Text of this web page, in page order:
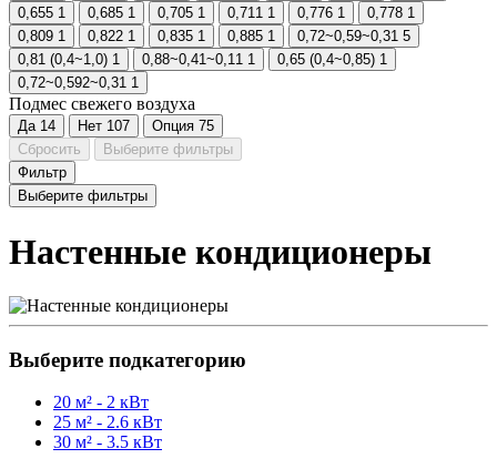
0,655 1 0,685 1 0,705 1 0,711 1 0,776 1 0,778 1
0,809 1 0,822 1 0,835 1 0,885 1 0,72~0,59~0,31 5
0,81 (0,4~1,0) 1 0,88~0,41~0,11 1 0,65 (0,4~0,85) 1
0,72~0,592~0,31 1
Подмес свежего воздуха
Да 14 Нет 107 Опция 75
Сбросить
Выберите фильтры
Фильтр
Выберите фильтры
Настенные кондиционеры
Выберите подкатегорию
20 м² - 2 кВт
25 м² - 2.6 кВт
30 м² - 3.5 кВт